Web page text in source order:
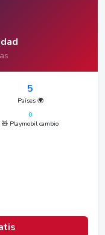
5
Países 🌍
0
🧸 Playmobil cambio